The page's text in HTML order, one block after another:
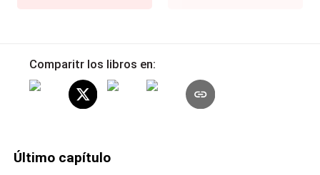
Comparitr los libros en:
Último capítulo